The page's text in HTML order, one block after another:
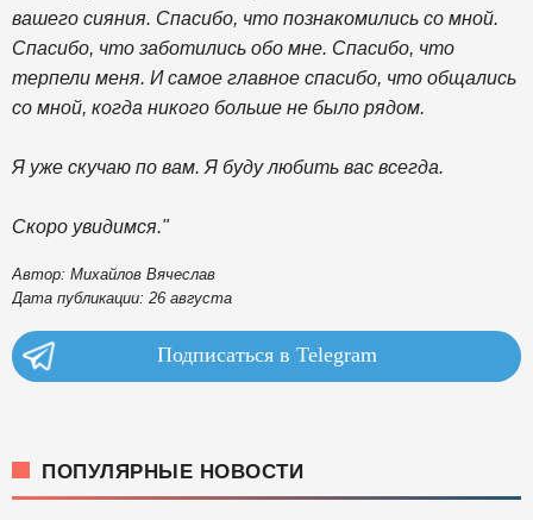
вашего сияния. Спасибо, что познакомились со мной.
Спасибо, что заботились обо мне. Спасибо, что
терпели меня. И самое главное спасибо, что общались
со мной, когда никого больше не было рядом.
Я уже скучаю по вам. Я буду любить вас всегда.
Скоро увидимся."
Автор: Михайлов Вячеслав
Дата публикации: 26 августа
Подписаться в Telegram
ПОПУЛЯРНЫЕ НОВОСТИ